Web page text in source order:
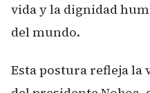
vida y la dignidad
del mundo.
Esta postura refleja la